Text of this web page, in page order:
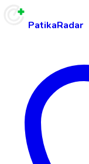
PatikaRadar